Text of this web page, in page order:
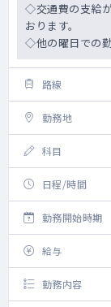
◇交通費の支給
おります。
◇他の曜日での
路線
勤務地
科目
日程/時間
勤務開始時期
給与
勤務内容